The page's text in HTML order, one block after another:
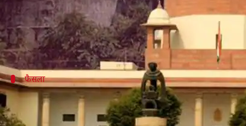
दायर की है।
जमीयत उलेमा-ए-हिंद के प्रमुख मौलाना सैय्यद
फैसला
क्या था सुप्रीम कोर्ट का फैसला?
सुप्रीम कोर्ट की संवैधानिक बेंच ने पिछले महीने दशकों